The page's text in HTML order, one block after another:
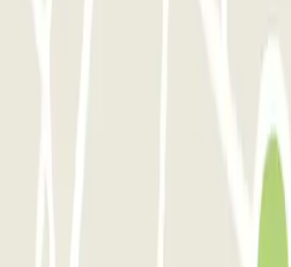
avec précaution. Contrôle de la
souriant.